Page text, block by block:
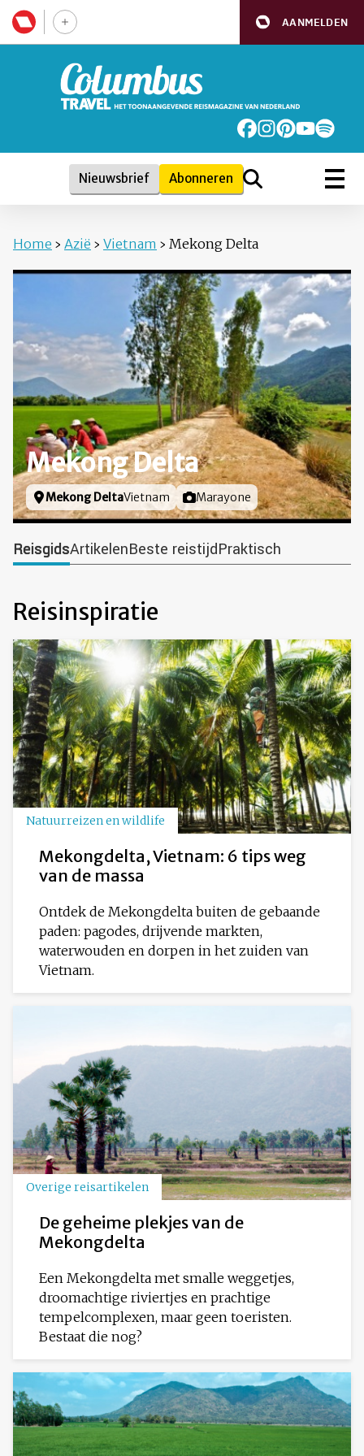
AANMELDEN
Nieuwsbrief Abonneren
Home › Azië › Vietnam › Mekong Delta
Mekong Delta
Locatie
Mekong DeltaVietnam Foto door
Marayone
ReisgidsArtikelenBeste reistijdPraktisch
Reisinspiratie
Natuurreizen en wildlife
Mekongdelta, Vietnam: 6 tips weg
van de massa
Ontdek de Mekongdelta buiten de gebaande
paden: pagodes, drijvende markten,
waterwouden en dorpen in het zuiden van
Vietnam.
Overige reisartikelen
De geheime plekjes van de
Mekongdelta
Een Mekongdelta met smalle weggetjes,
droomachtige riviertjes en prachtige
tempelcomplexen, maar geen toeristen.
Bestaat die nog?